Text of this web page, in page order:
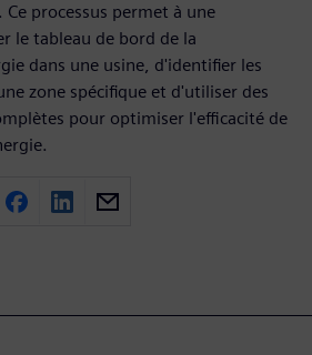
processus permet à une
le tableau de bord de la
dans une usine, d'identifier les
zone spécifique et d'utiliser des
pour optimiser l'efficacité de